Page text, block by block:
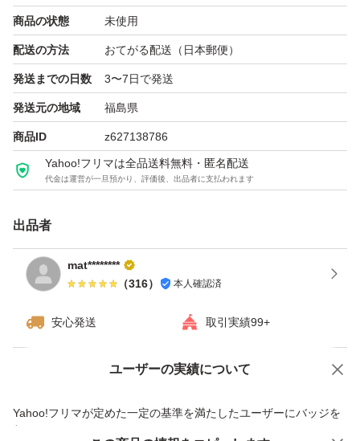
商品の状態 未使用
配送の方法 おてがる配送（日本郵便）
発送までの日数 3〜7日で発送
発送元の地域 福島県
商品ID z627138786
Yahoo!フリマは全品送料無料・匿名配送
代金は運営が一旦預かり、評価後、出品者に支払われます
出品者
mat********
（316） 本人確認済
安心発送 取引実績99+
ユーザーの実績について
Yahoo!フリマが定めた一定の基準を満たしたユーザーにバッジを
付与しています
価格の相談 商品への質問